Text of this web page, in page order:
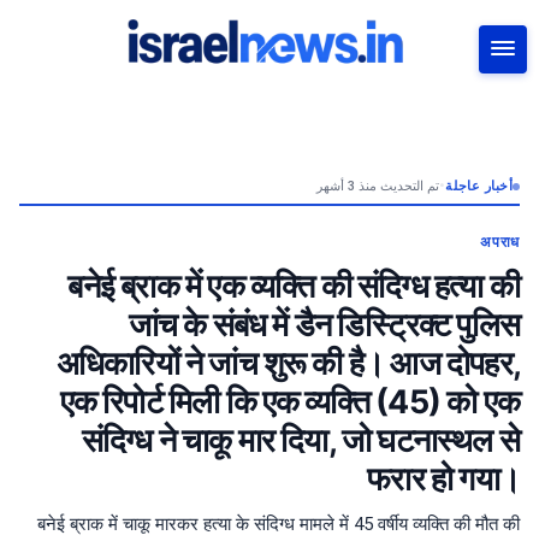
أخبار عاجلة•تم التحديث منذ 3 أشهر
अपराध
बनेई ब्राक में एक व्यक्ति की संदिग्ध हत्या की
जांच के संबंध में डैन डिस्ट्रिक्ट पुलिस
अधिकारियों ने जांच शुरू की है। आज दोपहर,
एक रिपोर्ट मिली कि एक व्यक्ति (45) को एक
संदिग्ध ने चाकू मार दिया, जो घटनास्थल से
फरार हो गया।
बनेई ब्राक में चाकू मारकर हत्या के संदिग्ध मामले में 45 वर्षीय व्यक्ति की मौत की